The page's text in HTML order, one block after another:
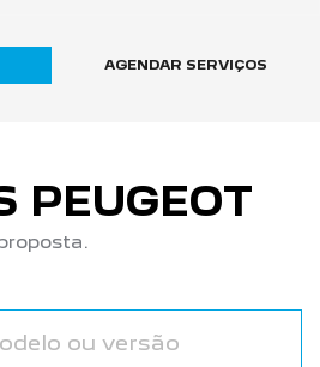
AGENDAR SERVIÇOS
PEUGEOT